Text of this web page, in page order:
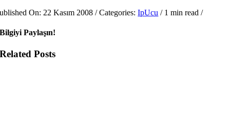
On: 22 Kasım 2008 /Categories:IpUcu / 1 min read /
Bilgiyi Paylaşın!
Related Posts